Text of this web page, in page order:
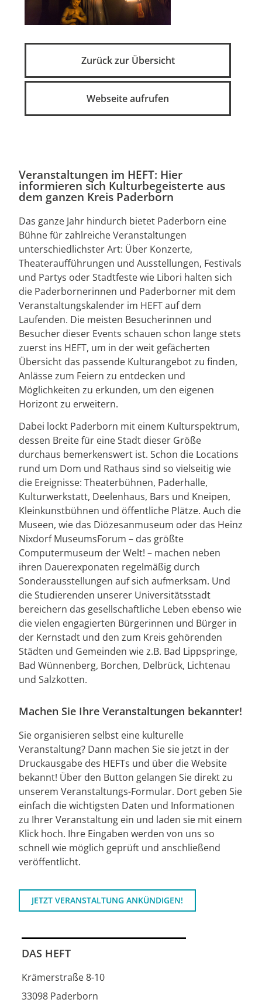
Zurück zur Übersicht
Webseite aufrufen
Veranstaltungen im HEFT: Hier
informieren sich Kulturbegeisterte aus
dem ganzen Kreis Paderborn
Das ganze Jahr hindurch bietet Paderborn eine
Bühne für zahlreiche Veranstaltungen
unterschiedlichster Art: Über Konzerte,
Theateraufführungen und Ausstellungen, Festivals
und Partys oder Stadtfeste wie Libori halten sich
die Paderbornerinnen und Paderborner mit dem
Veranstaltungskalender im HEFT auf dem
Laufenden. Die meisten Besucherinnen und
Besucher dieser Events schauen schon lange stets
zuerst ins HEFT, um in der weit gefächerten
Übersicht das passende Kulturangebot zu finden,
Anlässe zum Feiern zu entdecken und
Möglichkeiten zu erkunden, um den eigenen
Horizont zu erweitern.
Dabei lockt Paderborn mit einem Kulturspektrum,
dessen Breite für eine Stadt dieser Größe
durchaus bemerkenswert ist. Schon die Locations
rund um Dom und Rathaus sind so vielseitig wie
die Ereignisse: Theaterbühnen, Paderhalle,
Kulturwerkstatt, Deelenhaus, Bars und Kneipen,
Kleinkunstbühnen und öffentliche Plätze. Auch die
Museen, wie das Diözesanmuseum oder das Heinz
Nixdorf MuseumsForum – das größte
Computermuseum der Welt! – machen neben
ihren Dauerexponaten regelmäßig durch
Sonderausstellungen auf sich aufmerksam. Und
die Studierenden unserer Universitätsstadt
bereichern das gesellschaftliche Leben ebenso wie
die vielen engagierten Bürgerinnen und Bürger in
der Kernstadt und den zum Kreis gehörenden
Städten und Gemeinden wie z.B. Bad Lippspringe,
Bad Wünnenberg, Borchen, Delbrück, Lichtenau
und Salzkotten.
Machen Sie Ihre Veranstaltungen bekannter!
Sie organisieren selbst eine kulturelle
Veranstaltung? Dann machen Sie sie jetzt in der
Druckausgabe des HEFTs und über die Website
bekannt! Über den Button gelangen Sie direkt zu
unserem Veranstaltungs-Formular. Dort geben Sie
einfach die wichtigsten Daten und Informationen
zu Ihrer Veranstaltung ein und laden sie mit einem
Klick hoch. Ihre Eingaben werden von uns so
schnell wie möglich geprüft und anschließend
veröffentlicht.
JETZT VERANSTALTUNG ANKÜNDIGEN!
DAS HEFT
Krämerstraße 8-10
33098 Paderborn